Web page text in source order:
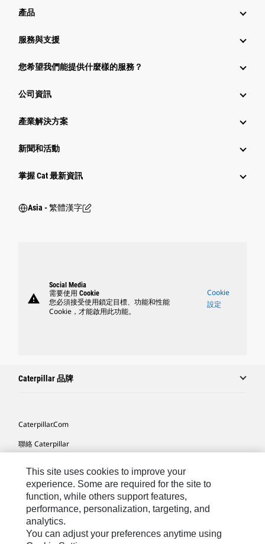
產品
服務與支援
您希望我們能提供什麼樣的服務？
公司資訊
產業解決方案
新聞和活動
掌握 Cat 最新資訊
Asia - 繁體漢字
warning
Social Media
需要使用 Cookie
您必須接受使用鎖定目標、功能和性能
Cookie，才能啟用此功能。
Cookie
設定
Caterpillar 品牌
Caterpillar.com
聯絡 Caterpillar
網站地圖
Cookie Settings
法律
隱私權
This site uses cookies to improve your
experience. Some are required for the site to
function, while others support features,
performance, personalization, targeting, and
analytics.
You can adjust your preferences anytime using